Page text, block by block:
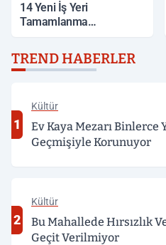
14 Yeni İş Yeri
Tamamlanma
TREND HABERLER
1
Kültür
Ev Kaya Mezarı Binlerce
Geçmişiyle Korunuyor
2
Kültür
Bu Mahallede Hırsızlık
Geçit Verilmiyor